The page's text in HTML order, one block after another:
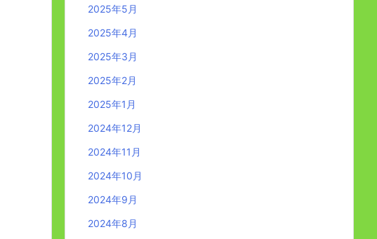
2025年5月
2025年4月
2025年3月
2025年2月
2025年1月
2024年12月
2024年11月
2024年10月
2024年9月
2024年8月